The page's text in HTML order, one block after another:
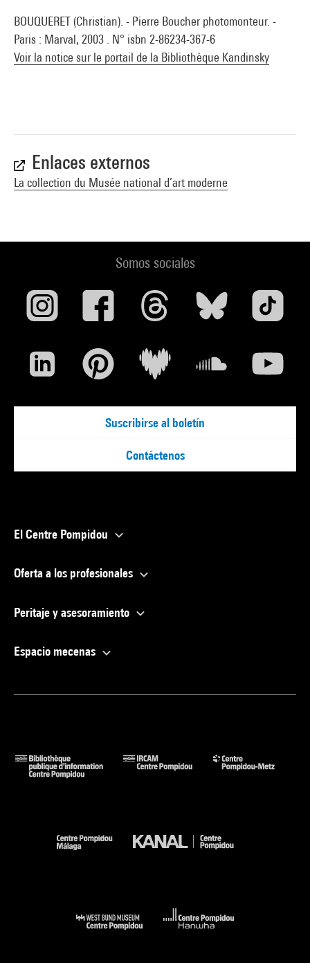
BOUQUERET (Christian). - Pierre Boucher photomonteur. -
Paris : Marval, 2003 . N° isbn 2-86234-367-6
Voir la notice sur le portail de la Bibliothèque Kandinsky
Enlaces externos
La collection du Musée national d’art moderne
Somos sociales
Suscribirse al boletín
Contáctenos
El Centre Pompidou
Oferta a los profesionales
Peritaje y asesoramiento
Espacio mecenas